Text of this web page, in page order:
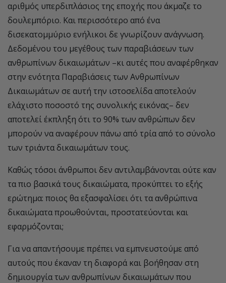
αριθμός υπερδιπλάσιος της εποχής που άκμαζε το
δουλεμπόριο. Και περισσότερο από ένα
δισεκατομμύριο ενήλικοι δε γνωρίζουν ανάγνωση.
Δεδομένου του μεγέθους των παραβιάσεων των
ανθρωπίνων δικαιωμάτων –κι αυτές που αναφέρθηκαν
στην ενότητα Παραβιάσεις των Ανθρωπίνων
Δικαιωμάτων σε αυτή την ιστοσελίδα αποτελούν
ελάχιστο ποσοστό της συνολικής εικόνας– δεν
αποτελεί έκπληξη ότι το 90% των ανθρώπων δεν
μπορούν να αναφέρουν πάνω από τρία από το σύνολο
των τριάντα δικαιωμάτων τους.
Καθώς τόσοι άνθρωποι δεν αντιλαμβάνονται ούτε καν
τα πιο βασικά τους δικαιώματα, προκύπτει το εξής
ερώτημα: ποιος θα εξασφαλίσει ότι τα ανθρώπινα
δικαιώματα προωθούνται, προστατεύονται και
εφαρμόζονται;
Για να απαντήσουμε πρέπει να εμπνευστούμε από
αυτούς που έκαναν τη διαφορά και βοήθησαν στη
δημιουργία των ανθρωπίνων δικαιωμάτων που